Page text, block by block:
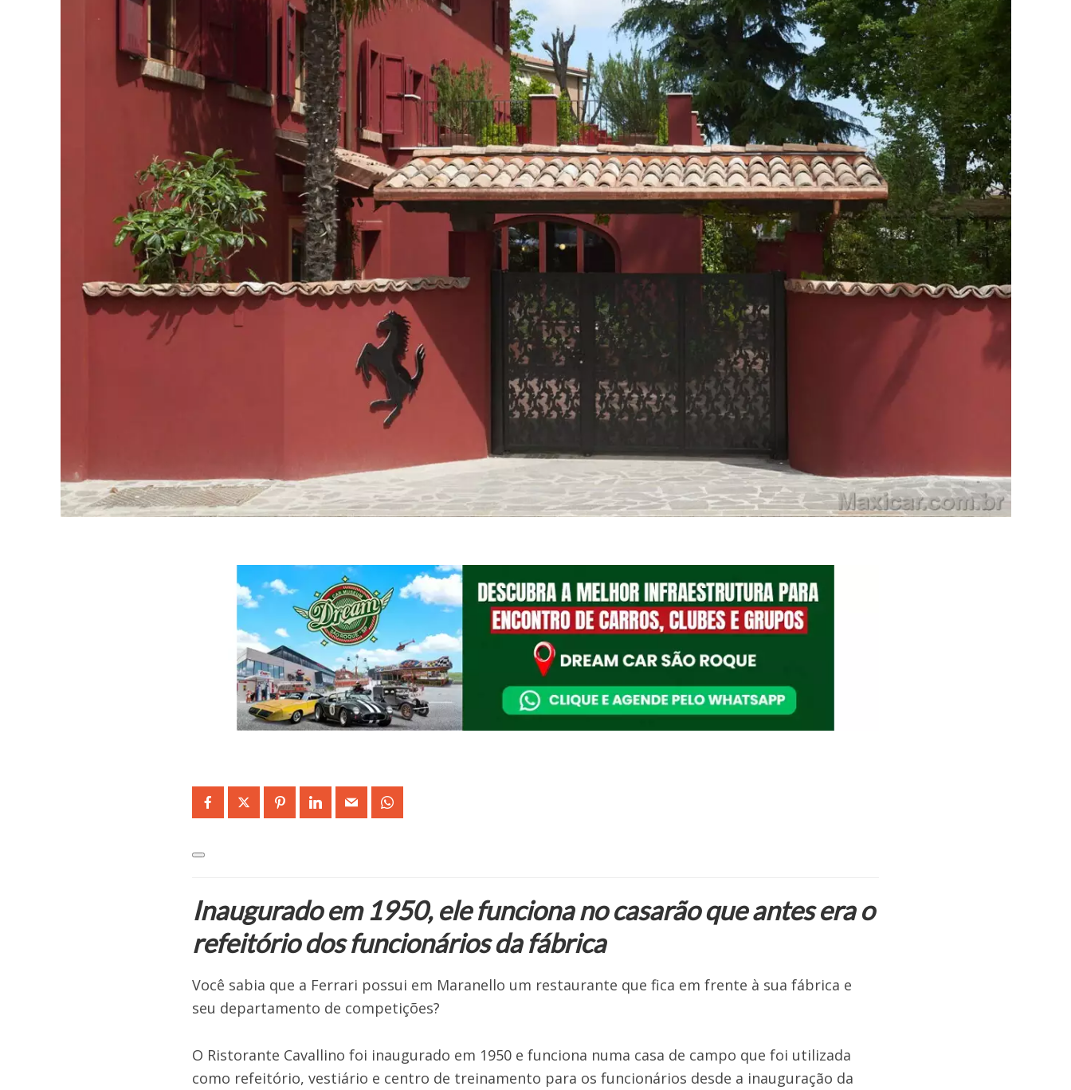
Inaugurado em 1950, ele funciona no casarão que antes era o
refeitório dos funcionários da fábrica
Você sabia que a Ferrari possui em Maranello um restaurante que fica em frente à sua fábrica e
seu departamento de competições?
O Ristorante Cavallino foi inaugurado em 1950 e funciona numa casa de campo que foi utilizada
como refeitório, vestiário e centro de treinamento para os funcionários desde a inauguração da